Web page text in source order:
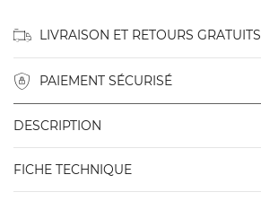
LIVRAISON ET RETOURS GRATUITS
PAIEMENT SÉCURISÉ
DESCRIPTION
FICHE TECHNIQUE